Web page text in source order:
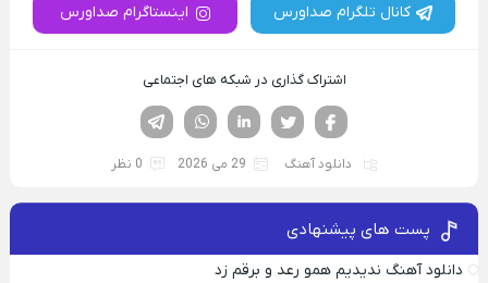
کانال تلگرام صداورس اینستاگرام صداورس
اشتراک گذاری در شبکه های اجتماعی
لینکدین تویتر
فیسوک
دانلود آهنگ 29 می 2026 0 نظر
پست های پیشنهادی
دانلود آهنگ ندیدیم همو رعد و برقم زد